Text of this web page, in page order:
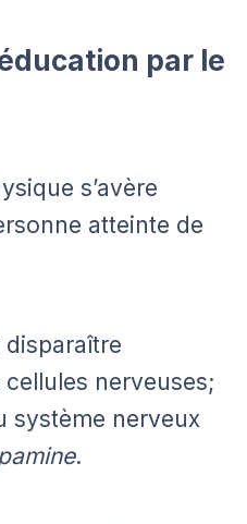
par le
s’avère
atteinte de
nerveuses;
système nerveux
.